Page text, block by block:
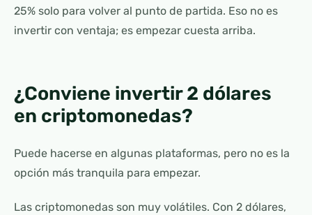
25% solo para volver al punto de partida. Eso no es
invertir con ventaja; es empezar cuesta arriba.
¿Conviene invertir 2 dólares
en criptomonedas?
Puede hacerse en algunas plataformas, pero no es la
opción más tranquila para empezar.
Las criptomonedas son muy volátiles. Con 2 dólares,